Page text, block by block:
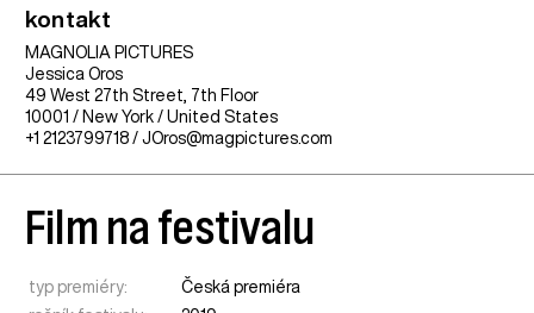
kontakt
MAGNOLIA PICTURES
Jessica Oros
49 West 27th Street, 7th Floor
10001 / New York / United States
+1 2123799718 / JOros@magpictures.com
Film na festivalu
typ premiéry:
Česká premiéra